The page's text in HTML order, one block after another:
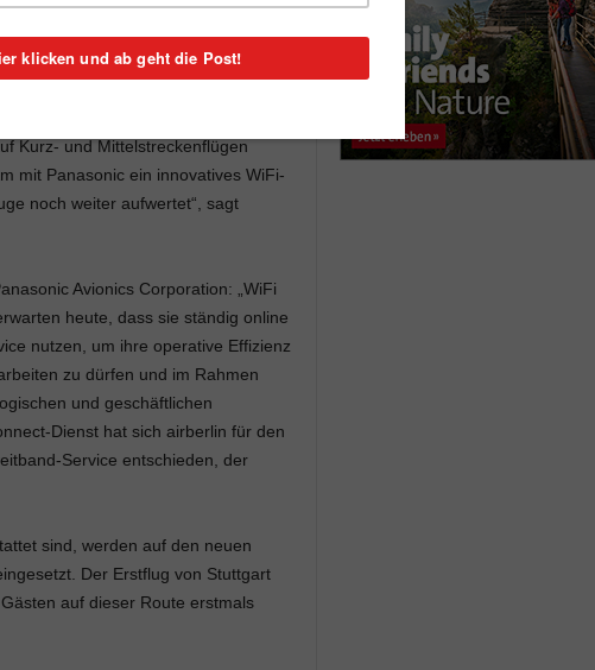
des Fluges online sein und mit
Wir werden den neuen Service
die erste deutsche Airline, die
Kurz- und Mittelstreckenflügen
mit Panasonic ein innovatives WiFi-
noch weiter aufwertet“, sagt
Avionics Corporation: „WiFi
heute, dass sie ständig online
nutzen, um ihre operative Effizienz
zu dürfen und im Rahmen
und geschäftlichen
Dienst hat sich airberlin für den
Service entschieden, der
sind, werden auf den neuen
Der Erstflug von Stuttgart
auf dieser Route erstmals